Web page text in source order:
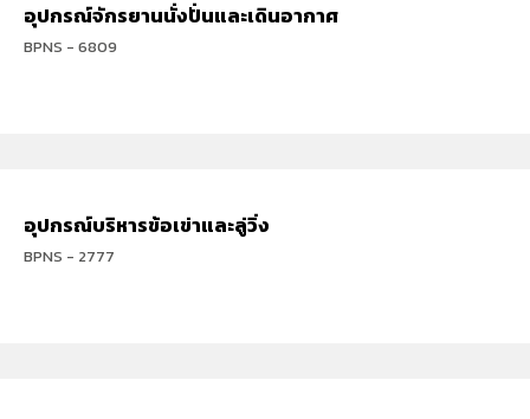
อุปกรณ์จักรยานนั่งปั่นและเดินอากาศ
BPNS - 6809
อุปกรณ์บริหารข้อเข่าและลู่วิ่ง
BPNS - 2777